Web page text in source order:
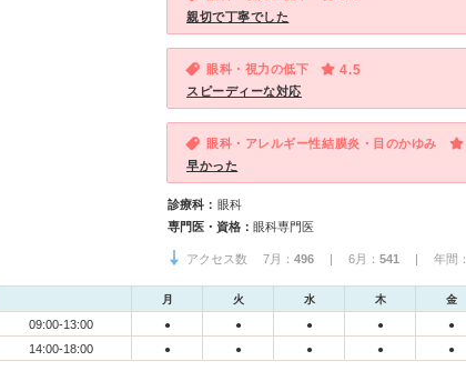
親切で丁寧でした
眼科・視力の低下 4.5
スピーディーな対応
眼科・アレルギー性結膜炎・目のかゆみ
早かった
診療科： 眼科
専門医・資格： 眼科専門医
アクセス数 7月： 496 | 6月： 541 | 年間：
月 火 水 木 金
09:00-13:00 ● ● ● ● ●
14:00-18:00 ● ● ● ● ●